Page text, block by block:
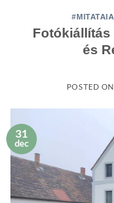
Fotókiállítás
és
POSTED ON
31
dec